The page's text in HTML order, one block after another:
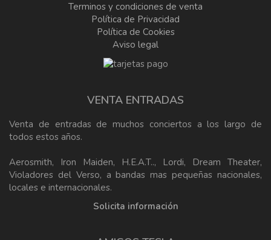
Terminos y condiciones de venta
Política de Privacidad
Política de Cookies
Aviso legal
VENTA ENTRADAS
Venta de entradas de muchos conciertos a los largo de
todos estos años.
Aerosmith, Iron Maiden, H.E.A.T.., Lordi, Dream Theater,
Violadores del Verso, a bandas mas pequeñas nacionales,
locales e internacionales.
Solicita información